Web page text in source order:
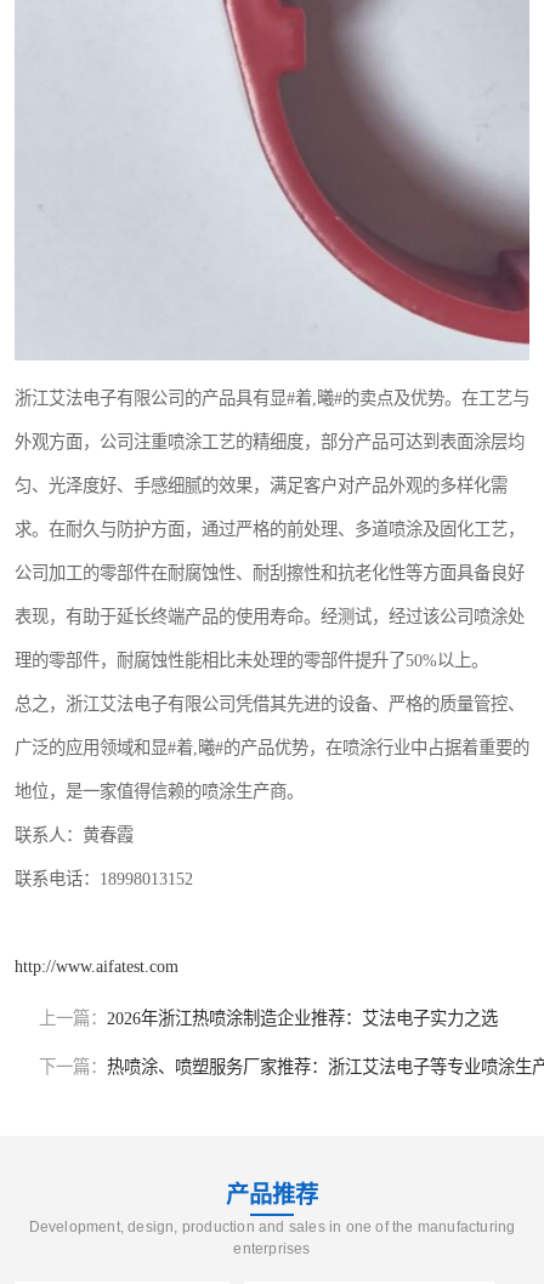
浙江艾法电子有限公司的产品具有显#着,曦#的卖点及优势。在工艺与
外观方面，公司注重喷涂工艺的精细度，部分产品可达到表面涂层均
匀、光泽度好、手感细腻的效果，满足客户对产品外观的多样化需
求。在耐久与防护方面，通过严格的前处理、多道喷涂及固化工艺，
公司加工的零部件在耐腐蚀性、耐刮擦性和抗老化性等方面具备良好
表现，有助于延长终端产品的使用寿命。经测试，经过该公司喷涂处
理的零部件，耐腐蚀性能相比未处理的零部件提升了50%以上。
总之，浙江艾法电子有限公司凭借其先进的设备、严格的质量管控、
广泛的应用领域和显#着,曦#的产品优势，在喷涂行业中占据着重要的
地位，是一家值得信赖的喷涂生产商。
联系人：黄春霞
联系电话：18998013152
http://www.aifatest.com
上一篇： 2026年浙江热喷涂制造企业推荐：艾法电子实力之选
下一篇： 热喷涂、喷塑服务厂家推荐：浙江艾法电子等专业喷涂生
产品推荐
Development, design, production and sales in one of the manufacturing
enterprises